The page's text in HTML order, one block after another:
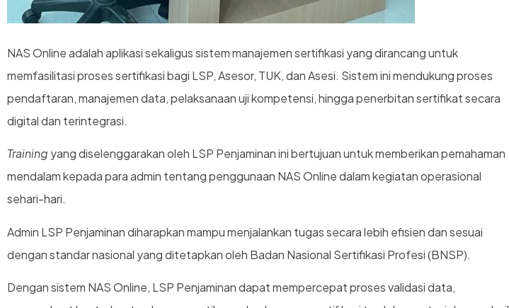
NAS Online adalah aplikasi sekaligus sistem manajemen sertifikasi yang dirancang untuk
memfasilitasi proses sertifikasi bagi LSP, Asesor, TUK, dan Asesi. Sistem ini mendukung proses
pendaftaran, manajemen data, pelaksanaan uji kompetensi, hingga penerbitan sertifikat secara
digital dan terintegrasi.
Training yang diselenggarakan oleh LSP Penjaminan ini bertujuan untuk memberikan pemahaman
mendalam kepada para admin tentang penggunaan NAS Online dalam kegiatan operasional
sehari-hari.
Admin LSP Penjaminan diharapkan mampu menjalankan tugas secara lebih efisien dan sesuai
dengan standar nasional yang ditetapkan oleh Badan Nasional Sertifikasi Profesi (BNSP).
Dengan sistem NAS Online, LSP Penjaminan dapat mempercepat proses validasi data,